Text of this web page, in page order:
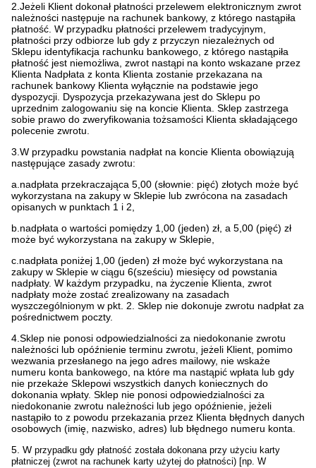
2.Jeżeli Klient dokonał płatności przelewem elektronicznym zwrot
należności następuje na rachunek bankowy, z którego nastąpiła
płatność. W przypadku płatności przelewem tradycyjnym,
płatności przy odbiorze lub gdy z przyczyn niezależnych od
Sklepu identyfikacja rachunku bankowego, z którego nastąpiła
płatność jest niemożliwa, zwrot nastąpi na konto wskazane przez
Klienta Nadpłata z konta Klienta zostanie przekazana na
rachunek bankowy Klienta wyłącznie na podstawie jego
dyspozycji. Dyspozycja przekazywana jest do Sklepu po
uprzednim zalogowaniu się na koncie Klienta. Sklep zastrzega
sobie prawo do zweryfikowania tożsamości Klienta składającego
polecenie zwrotu.
3.W przypadku powstania nadpłat na koncie Klienta obowiązują
następujące zasady zwrotu:
a.nadpłata przekraczająca 5,00 (słownie: pięć) złotych może być
wykorzystana na zakupy w Sklepie lub zwrócona na zasadach
opisanych w punktach 1 i 2,
b.nadpłata o wartości pomiędzy 1,00 (jeden) zł, a 5,00 (pięć) zł
może być wykorzystana na zakupy w Sklepie,
c.nadpłata poniżej 1,00 (jeden) zł może być wykorzystana na
zakupy w Sklepie w ciągu 6(sześciu) miesięcy od powstania
nadpłaty. W każdym przypadku, na życzenie Klienta, zwrot
nadpłaty może zostać zrealizowany na zasadach
wyszczególnionym w pkt. 2. Sklep nie dokonuje zwrotu nadpłat za
pośrednictwem poczty.
4.Sklep nie ponosi odpowiedzialności za niedokonanie zwrotu
należności lub opóźnienie terminu zwrotu, jeżeli Klient, pomimo
wezwania przesłanego na jego adres mailowy, nie wskaże
numeru konta bankowego, na które ma nastąpić wpłata lub gdy
nie przekaże Sklepowi wszystkich danych koniecznych do
dokonania wpłaty. Sklep nie ponosi odpowiedzialności za
niedokonanie zwrotu należności lub jego opóźnienie, jeżeli
nastąpiło to z powodu przekazania przez Klienta błędnych danych
osobowych (imię, nazwisko, adres) lub błędnego numeru konta.
5. W przypadku gdy płatność została dokonana przy użyciu karty
płatniczej (zwrot na rachunek karty użytej do płatności) [np. W